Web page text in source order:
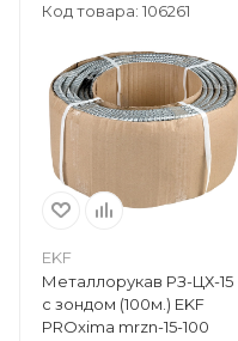
Код товара: 106261
EKF
Металлорукав РЗ-ЦХ-15
с зондом (100м.) EKF
PROxima mrzn-15-100